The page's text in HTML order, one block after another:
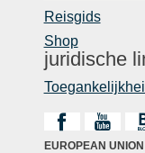
Reisgids
Shop
juridische
EUROPEAN UNION